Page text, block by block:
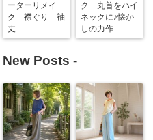
ーターリメイ
ク 襟ぐり 袖
丈
ク 丸首をハイ
ネックに♪懐か
しの力作
New Posts -